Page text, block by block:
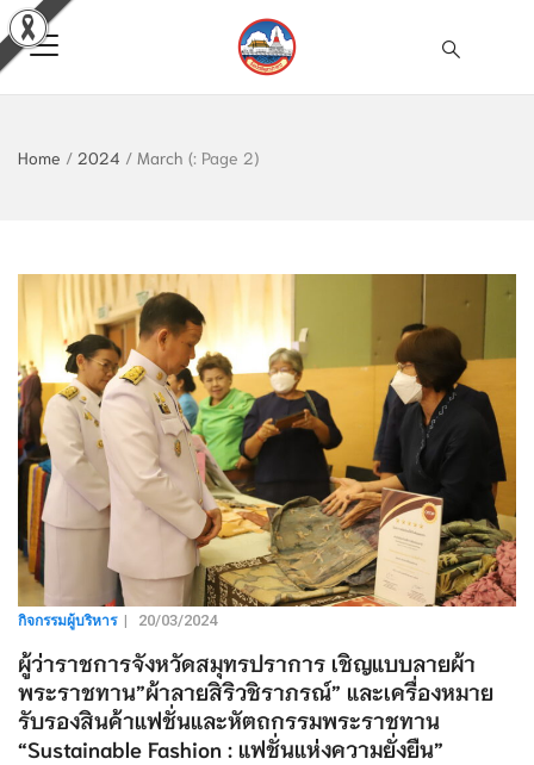
Home / 2024 / March (: Page 2)
กิจกรรมผู้บริหาร| 20/03/2024
ผู้ว่าราชการจังหวัดสมุทรปราการ เชิญแบบลายผ้า
พระราชทาน”ผ้าลายสิริวชิราภรณ์” และเครื่องหมาย
รับรองสินค้าแฟชั่นและหัตถกรรมพระราชทาน
“Sustainable Fashion : แฟชั่นแห่งความยั่งยืน”